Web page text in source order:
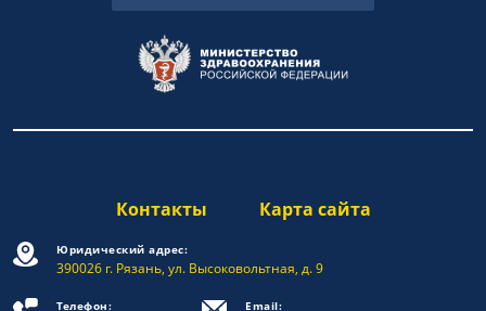
Контакты Карта сайта
Юридический адрес:
390026 г. Рязань, ул. Высоковольтная, д. 9
Телефон: Email: